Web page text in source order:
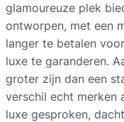
glamoureuze plek
ontworpen, met een
langer te betalen
luxe te garanderen.
groter zijn dan een
verschil echt merken
luxe gesproken,